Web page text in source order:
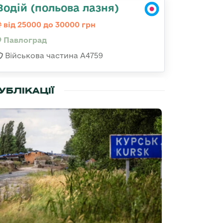
(польова лазня)
від 25000 до 30000 грн
Павлоград
Військова частина А4759